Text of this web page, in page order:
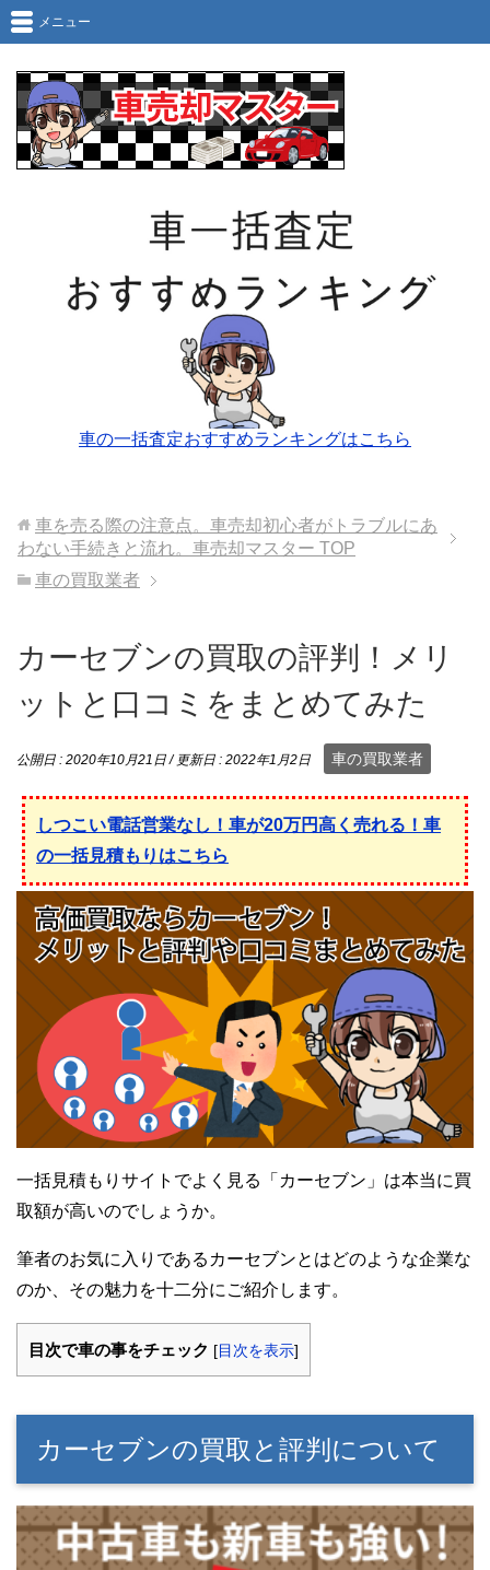
車の一括査定おすすめランキングはこちら
メニュー
車を売る際の注意点。車売却初心者がトラブルにあ
わない手続きと流れ。車売却マスター TOP
車の買取業者
カーセブンの買取の評判！メリ
ットと口コミをまとめてみた
公開日 : 2020年10月21日 / 更新日 : 2022年1月2日 車の買取業者
しつこい電話営業なし！車が20万円高く売れる！車
の一括見積もりはこちら
一括見積もりサイトでよく見る「カーセブン」は本当に買
取額が高いのでしょうか。
筆者のお気に入りであるカーセブンとはどのような企業な
のか、その魅力を十二分にご紹介します。
目次で車の事をチェック [ 目次を表示]
カーセブンの買取と評判について